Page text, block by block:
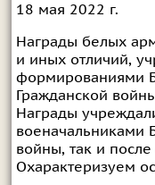
18 мая 2022 г.
Награды белых
и иных отличий,
формированиями
Гражданской
Награды
военачальниками
войны, так и
Охарактеризуем